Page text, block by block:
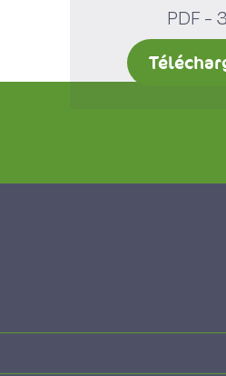
PDF -